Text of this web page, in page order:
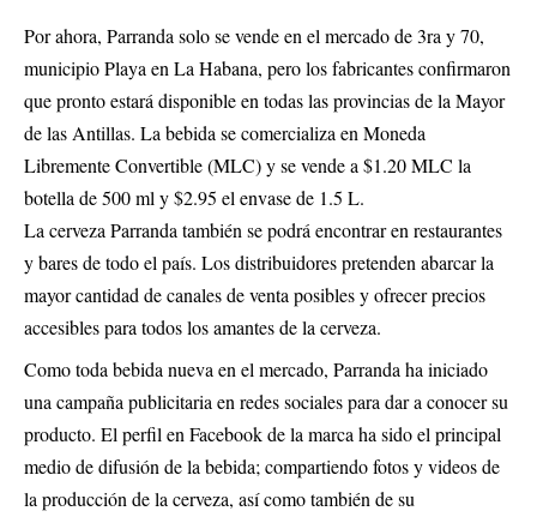
Por ahora, Parranda solo se vende en el mercado de 3ra y 70,
municipio Playa en La Habana, pero los fabricantes confirmaron
que pronto estará disponible en todas las provincias de la Mayor
de las Antillas. La bebida se comercializa en Moneda
Libremente Convertible (MLC) y se vende a $1.20 MLC la
botella de 500 ml y $2.95 el envase de 1.5 L.
La cerveza Parranda también se podrá encontrar en restaurantes
y bares de todo el país. Los distribuidores pretenden abarcar la
mayor cantidad de canales de venta posibles y ofrecer precios
accesibles para todos los amantes de la cerveza.
Como toda bebida nueva en el mercado, Parranda ha iniciado
una campaña publicitaria en redes sociales para dar a conocer su
producto. El perfil en Facebook de la marca ha sido el principal
medio de difusión de la bebida; compartiendo fotos y videos de
la producción de la cerveza, así como también de su